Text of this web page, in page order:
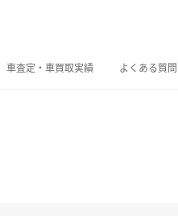
車査定・車買取実績 よくある質問